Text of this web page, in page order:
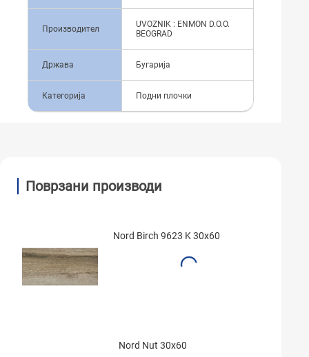
Производител
UVOZNIK : ENMON D.O.O.
BEOGRAD
Држава Бугарија
Категорија Подни плочки
Поврзани производи
Nord Birch 9623 K 30x60
Nord Nut 30x60